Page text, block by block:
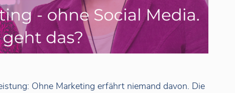
Ohne Marketing erfährt niemand davon. Die